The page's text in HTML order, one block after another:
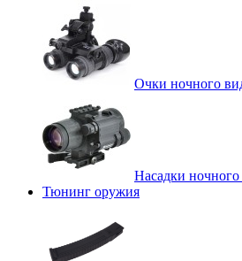
Очки ночного
Насадки
Тюнинг оружия